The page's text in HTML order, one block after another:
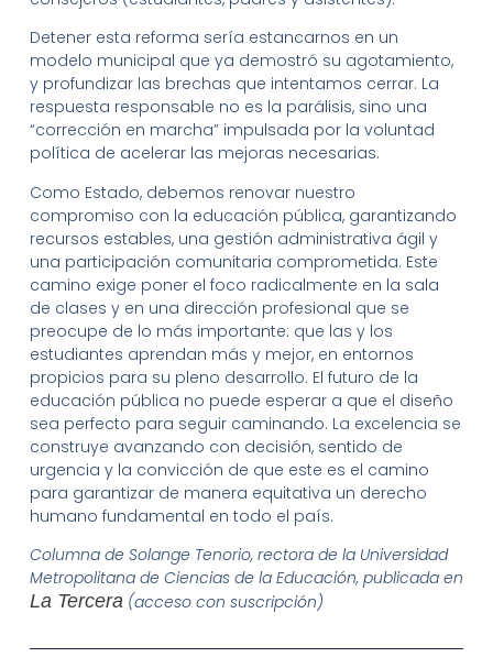
Detener esta reforma sería estancarnos en un
modelo municipal que ya demostró su agotamiento,
y profundizar las brechas que intentamos cerrar. La
respuesta responsable no es la parálisis, sino una
“corrección en marcha” impulsada por la voluntad
política de acelerar las mejoras necesarias.
Como Estado, debemos renovar nuestro
compromiso con la educación pública, garantizando
recursos estables, una gestión administrativa ágil y
una participación comunitaria comprometida. Este
camino exige poner el foco radicalmente en la sala
de clases y en una dirección profesional que se
preocupe de lo más importante: que las y los
estudiantes aprendan más y mejor, en entornos
propicios para su pleno desarrollo. El futuro de la
educación pública no puede esperar a que el diseño
sea perfecto para seguir caminando. La excelencia se
construye avanzando con decisión, sentido de
urgencia y la convicción de que este es el camino
para garantizar de manera equitativa un derecho
humano fundamental en todo el país.
Columna de Solange Tenorio, rectora de la Universidad
Metropolitana de Ciencias de la Educación, publicada en
La Tercera(acceso con suscripción)